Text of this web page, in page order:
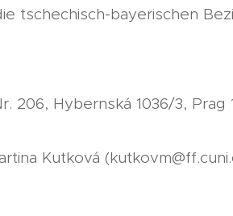
tschechisch-bayerischen
206, Hybernská 1036/3, Prag
Kutková